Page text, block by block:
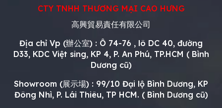
CTY TNHH THƯƠNG MẠI CAO HƯNG
高興貿易責任有限公司
Địa chỉ Vp (辦公室) : Ô 74-76 , lô DC 40, đường
D33, KDC Việt sing, KP 4, P. An Phú, TP.HCM ( Bình
Dương cũ)
Showroom (展示場) : 99/10 Đại lộ Bình Dương, KP
Đông Nhì, P. Lái Thiêu, TP HCM. ( Bình Dương cũ)